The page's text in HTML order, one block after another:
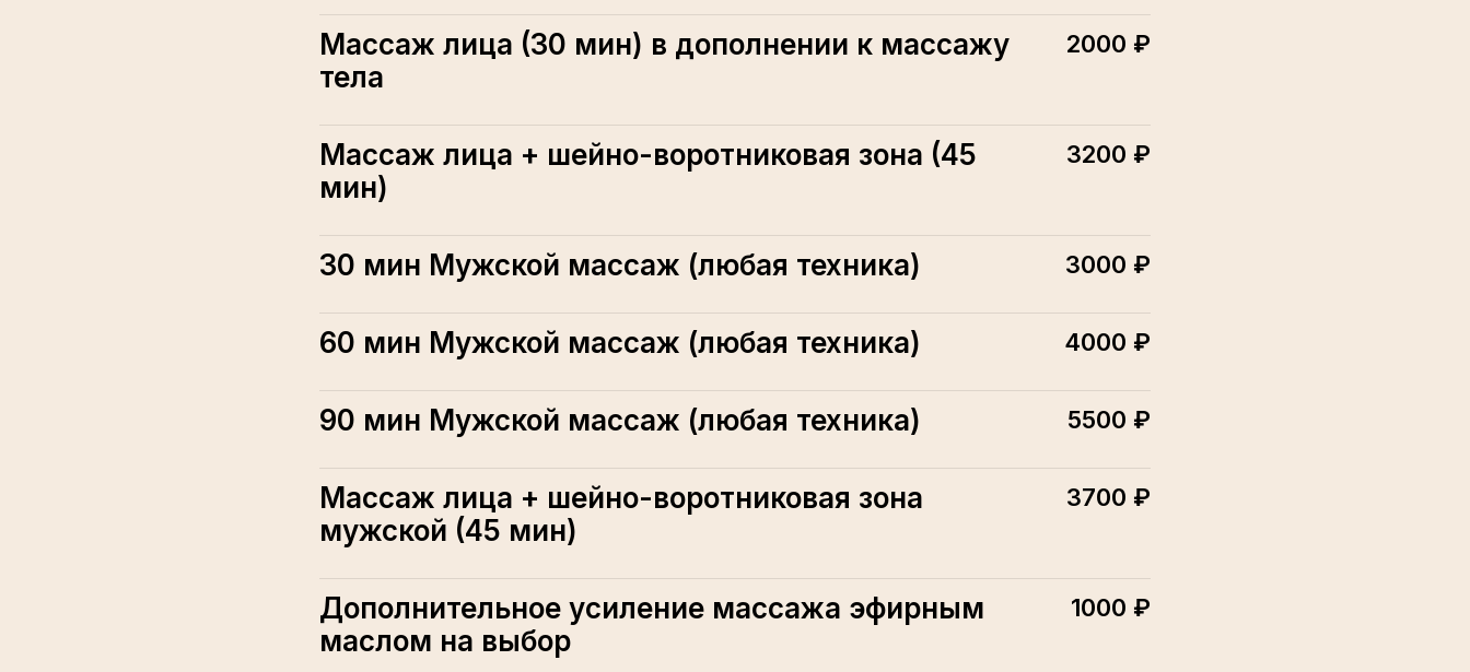
Массаж лица (30 мин) в дополнении к массажу
тела
2000 ₽
Массаж лица + шейно-воротниковая зона (45
мин)
3200 ₽
30 мин Мужской массаж (любая техника) 3000 ₽
60 мин Мужской массаж (любая техника) 4000 ₽
90 мин Мужской массаж (любая техника) 5500 ₽
Массаж лица + шейно-воротниковая зона
мужской (45 мин)
3700 ₽
Дополнительное усиление массажа эфирным
маслом на выбор
1000 ₽